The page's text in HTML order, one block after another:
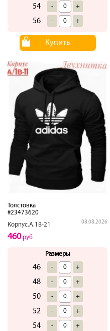
54 - +
56 - +
Купить
Толстовка
#23473620
Корпус.А.1В-21
08.08.2026
460руб
Размеры
46 - +
48 - +
50 - +
52 - +
54 - +